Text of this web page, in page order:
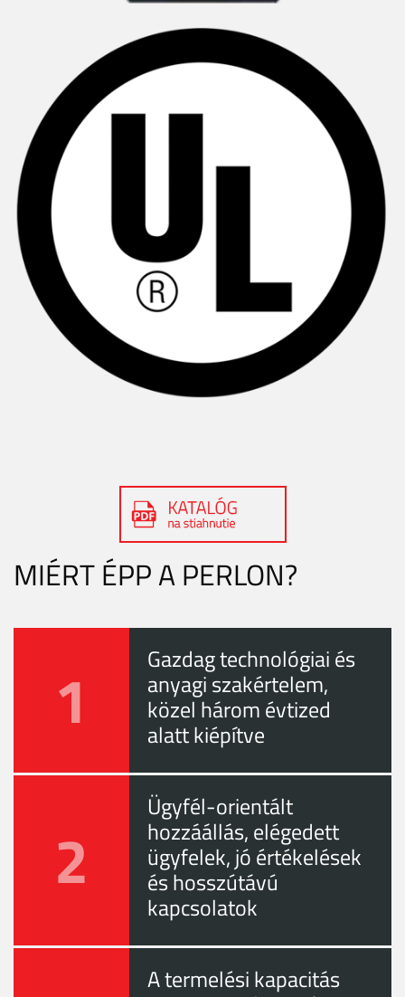
MIÉRT ÉPP A PERLON?
1 Gazdag technológiai és
anyagi szakértelem,
közel három évtized
alatt kiépítve
2
Ügyfél-orientált
hozzáállás, elégedett
ügyfelek, jó értékelések
és hosszútávú
kapcsolatok
A termelési kapacitás